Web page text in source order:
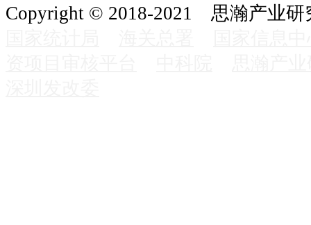
Copyright © 2018-2021 思瀚产业研